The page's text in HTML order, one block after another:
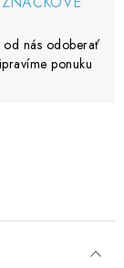
od nás odoberať
ponuku